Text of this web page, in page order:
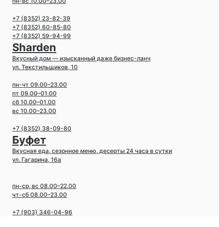
+7 (8352) 23-82-39
+7 (8352) 60-85-80
+7 (8352) 59-94-99
Sharden
Вкусный дом — изысканный даже бизнес-ланч
ул. Текстильщиков, 10
пн-чт 09.00–23.00
пт 09.00–01.00
сб 10.00–01.00
вс 10.00–23.00
+7 (8352) 38-09-80
Буфет
Вкусная еда, сезонное меню, десерты 24 часа в сутки
ул. Гагарина, 16а
пн-ср, вс 08.00–22.00
чт-сб 08.00–23.00
+7 (903) 346-04-96